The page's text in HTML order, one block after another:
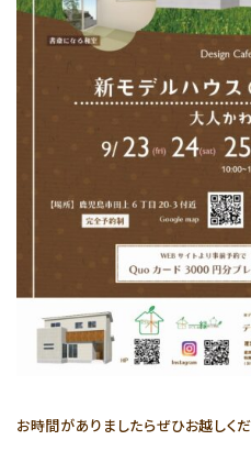
お時間がありましたらぜひお越しくだ